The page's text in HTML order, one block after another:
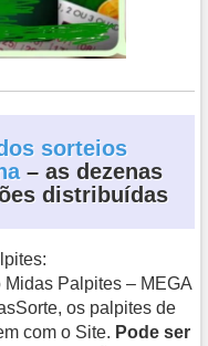
sorteios
– as dezenas
distribuídas
Palpites – MEGA
os palpites de
com o Site. Pode ser